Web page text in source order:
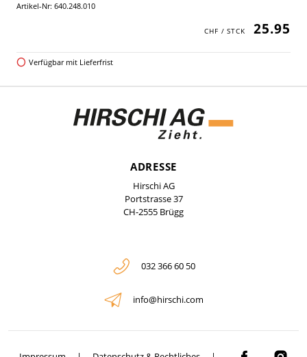
Artikel-Nr: 640.248.010
25.95
Verfügbar mit Lieferfrist
ADRESSE
Hirschi AG
Portstrasse 37
CH-2555 Brügg
032 366 60 50
info@hirschi.com